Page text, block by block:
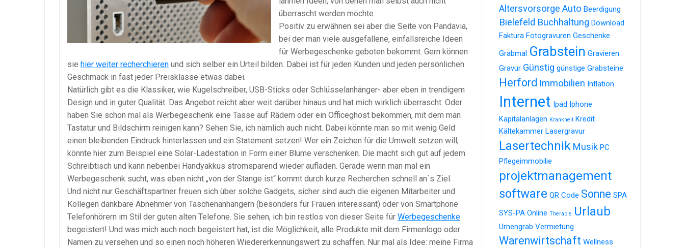
überrascht werden möchte.
Positiv zu erwähnen sei aber die Seite von Pandavia,
bei der man viele ausgefallene, einfallsreiche Ideen
für Werbegeschenke geboten bekommt. Gern können
sie hier weiter recherchieren und sich selber ein Urteil bilden. Dabei ist für jeden Kunden und jeden persönlichen
Geschmack in fast jeder Preisklasse etwas dabei.
Natürlich gibt es die Klassiker, wie Kugelschreiber, USB-Sticks oder Schlüsselanhänger- aber eben in trendigem
Design und in guter Qualität. Das Angebot reicht aber weit darüber hinaus und hat mich wirklich überrascht. Oder
haben Sie schon mal als Werbegeschenk eine Tasse auf Rädern oder ein Officeghost bekommen, mit dem man
Tastatur und Bildschirm reinigen kann? Sehen Sie, ich nämlich auch nicht. Dabei könnte man so mit wenig Geld
einen bleibenden Eindruck hinterlassen und ein Statement setzen! Wer ein Zeichen für die Umwelt setzen will,
könnte hier zum Beispiel eine Solar-Ladestation in Form einer Blume verschenken. Die macht sich gut auf jedem
Schreibtisch und kann nebenbei Handyakkus stromsparend wieder aufladen. Gerade wenn man mal ein
Werbegeschenk sucht, was eben nicht „von der Stange ist“ kommt durch kurze Recherchen schnell an`s Ziel.
Und nicht nur Geschäftspartner freuen sich über solche Gadgets, sicher sind auch die eigenen Mitarbeiter und
Kollegen dankbare Abnehmer von Taschenanhängern (besonders für Frauen interessant) oder von Smartphone
Telefonhörern im Stil der guten alten Telefone. Sie sehen, ich bin restlos von dieser Seite für Werbegeschenke
begeistert! Und was mich auch noch begeistert hat, ist die Möglichkeit, alle Produkte mit dem Firmenlogo oder
Namen zu versehen und so einen noch höheren Wiedererkennungswert zu schaffen. Nur mal als Idee: meine Firma
Altersvorsorge Auto Beerdigung
Bielefeld Buchhaltung Download
Faktura Fotogravuren Geschenke
Grabmal Grabstein Gravieren
Gravur Günstig günstige Grabsteine
Herford Immobilien Inflation
Internet Ipad Iphone
Kapitalanlagen Krankheit Kredit
Kältekammer Lasergravur
Lasertechnik Musik PC
Pflegeimmobilie
projektmanagement
software QR Code Sonne SPA
SYS-PA Online Therapie Urlaub
Urnengrab Vermietung
Warenwirtschaft Wellness